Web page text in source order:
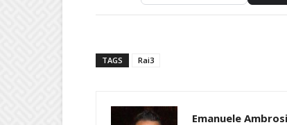
TAGS Rai3
Emanuele